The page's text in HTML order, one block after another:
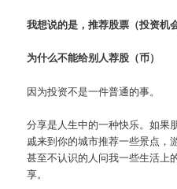
我想说的是，推荐股票（投资机
为什么不能给别人荐股（币）
因为投资不是一件普通的事。
分享是人生中的一种快乐。如果
戚来到你的城市推荐一些景点，
甚至不认识的人问我一些生活上
享。